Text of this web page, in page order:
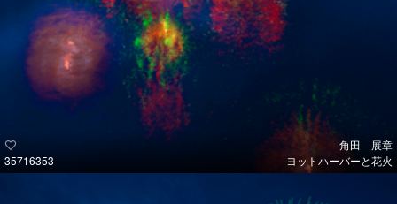
35716353
角田 展章
ヨットハーバーと花火